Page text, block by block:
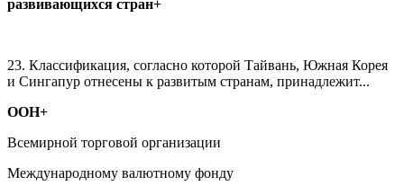
развивающихся стран+
23. Классификация, согласно которой Тайвань, Южная Корея
и Сингапур отнесены к развитым странам, принадлежит...
ООН+
Всемирной торговой организации
Международному валютному фонду